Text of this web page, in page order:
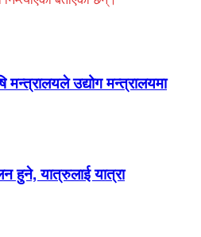
उद्योग मन्त्रालयमा
हुने, यात्रुलाई यात्रा